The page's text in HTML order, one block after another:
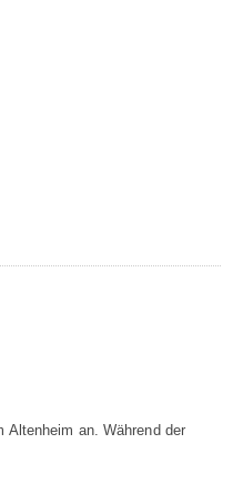
Altenheim an. Während der